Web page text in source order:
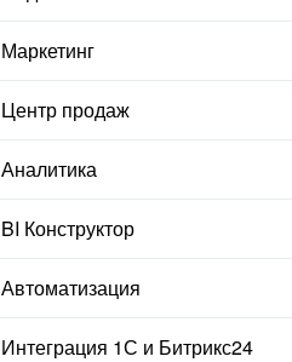
Маркетинг
Центр продаж
Аналитика
BI Конструктор
Автоматизация
Интеграция 1С и Битрикс24